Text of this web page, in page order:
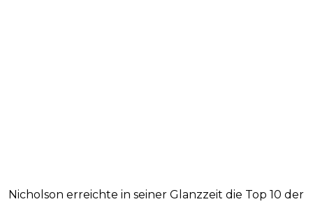
Nicholson erreichte in seiner Glanzzeit die Top 10 der